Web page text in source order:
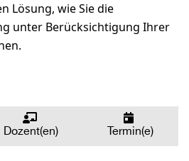
Lösung, wie Sie die
unter Berücksichtigung Ihrer
Dozent(en) Termin(e)